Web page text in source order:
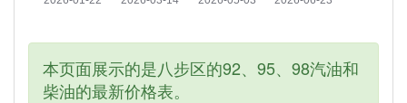
本页面展示的是八步区的92、95、98汽油和
柴油的最新价格表。